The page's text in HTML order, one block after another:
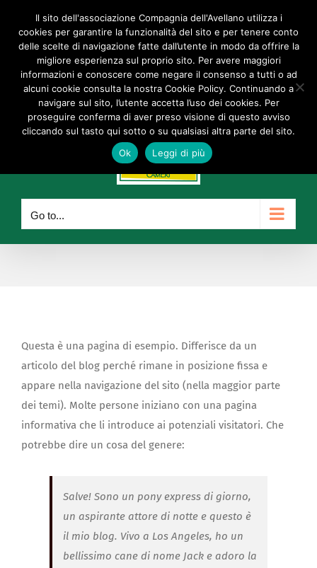
content
FacebookInstagramYouTube
info@compagniadellavellano.org
Go to...
Questa è una pagina di esempio. Differisce da un
articolo del blog perché rimane in posizione fissa e
appare nella navigazione del sito (nella maggior parte
dei temi). Molte persone iniziano con una pagina
informativa che li introduce ai potenziali visitatori. Che
potrebbe dire un cosa del genere:
Salve! Sono un pony express di giorno,
un aspirante attore di notte e questo è
il mio blog. Vivo a Los Angeles, ho un
bellissimo cane di nome Jack e adoro la
Il sito dell'associazione Compagnia dell'Avellano utilizza i
cookies per garantire la funzionalità del sito e per tenere conto
delle scelte di navigazione fatte dall’utente in modo da offrire la
migliore esperienza sul proprio sito. Per avere maggiori
informazioni e conoscere come negare il consenso a tutti o ad
alcuni cookie consulta la nostra Cookie Policy. Continuando a
navigare sul sito, l’utente accetta l’uso dei cookies. Per
proseguire conferma di aver preso visione di questo avviso
cliccando sul tasto qui sotto o su qualsiasi altra parte del sito.
Ok
Leggi di più